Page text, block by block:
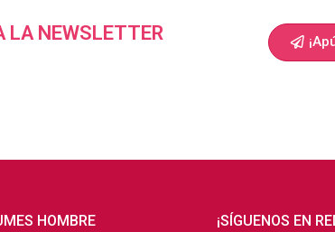
LA NEWSLETTER
HOMBRE ¡SÍGUENOS EN